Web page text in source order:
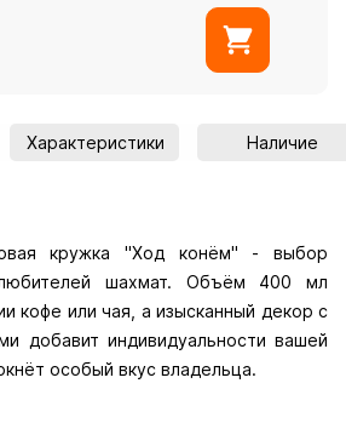
Характеристики Наличие
кружка "Ход конём" - выбор
любителей шахмат. Объём 400 мл
кофе или чая, а изысканный декор с
добавит индивидуальности вашей
особый вкус владельца.